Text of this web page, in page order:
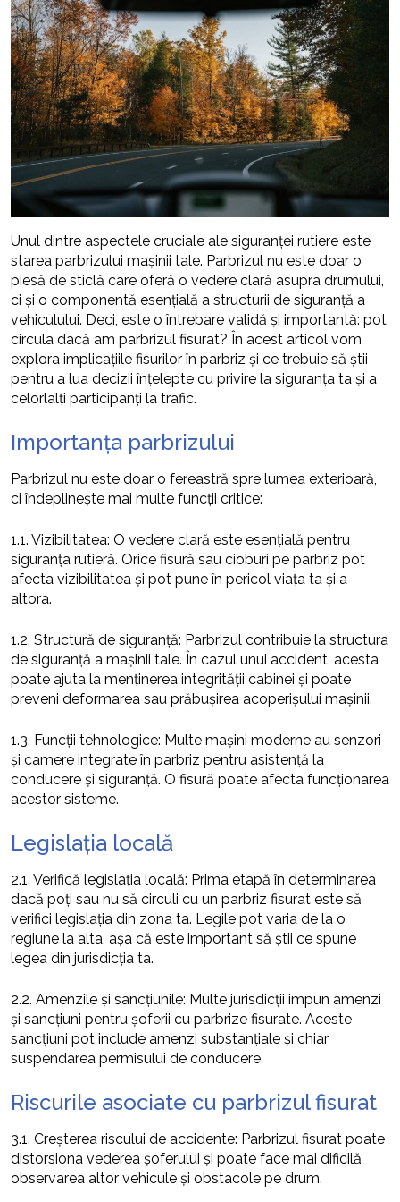
Unul dintre aspectele cruciale ale siguranței rutiere este
starea parbrizului mașinii tale. Parbrizul nu este doar o
piesă de sticlă care oferă o vedere clară asupra drumului,
ci și o componentă esențială a structurii de siguranță a
vehiculului. Deci, este o întrebare validă și importantă: pot
circula dacă am parbrizul fisurat? În acest articol vom
explora implicațiile fisurilor în parbriz și ce trebuie să știi
pentru a lua decizii înțelepte cu privire la siguranța ta și a
celorlalți participanți la trafic.
Importanța parbrizului
Parbrizul nu este doar o fereastră spre lumea exterioară,
ci îndeplinește mai multe funcții critice:
1.1. Vizibilitatea: O vedere clară este esențială pentru
siguranța rutieră. Orice fisură sau cioburi pe parbriz pot
afecta vizibilitatea și pot pune în pericol viața ta și a
altora.
1.2. Structură de siguranță: Parbrizul contribuie la structura
de siguranță a mașinii tale. În cazul unui accident, acesta
poate ajuta la menținerea integrității cabinei și poate
preveni deformarea sau prăbușirea acoperișului mașinii.
1.3. Funcții tehnologice: Multe mașini moderne au senzori
și camere integrate în parbriz pentru asistență la
conducere și siguranță. O fisură poate afecta funcționarea
acestor sisteme.
Legislația locală
2.1. Verifică legislația locală: Prima etapă în determinarea
dacă poți sau nu să circuli cu un parbriz fisurat este să
verifici legislația din zona ta. Legile pot varia de la o
regiune la alta, așa că este important să știi ce spune
legea din jurisdicția ta.
2.2. Amenzile și sancțiunile: Multe jurisdicții impun amenzi
și sancțiuni pentru șoferii cu parbrize fisurate. Aceste
sancțiuni pot include amenzi substanțiale și chiar
suspendarea permisului de conducere.
Riscurile asociate cu parbrizul fisurat
3.1. Creșterea riscului de accidente: Parbrizul fisurat poate
distorsiona vederea șoferului și poate face mai dificilă
observarea altor vehicule și obstacole pe drum.